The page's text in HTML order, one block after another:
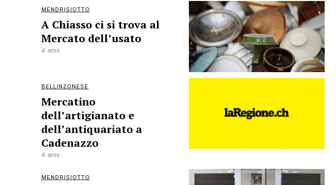
MENDRISIOTTO
A Chiasso ci si trova al
Mercato dell’usato
4 anni
BELLINZONESE
Mercatino
dell’artigianato e
dell’antiquariato a
Cadenazzo
4 anni
MENDRISIOTTO